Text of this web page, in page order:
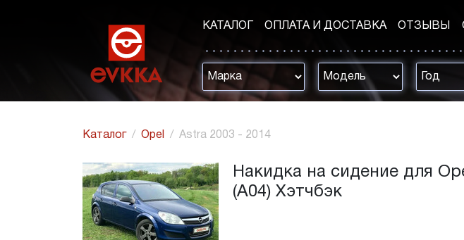
КАТАЛОГ ОПЛАТА И ДОСТАВКА ОТЗЫВЫ
Каталог Opel Astra 2003 - 2014
Накидка на сидение для
(A04) Хэтчбэк